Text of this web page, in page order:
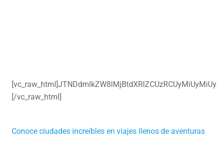
[/vc_raw_html]
Conoce ciudades increíbles en viajes llenos de aventuras